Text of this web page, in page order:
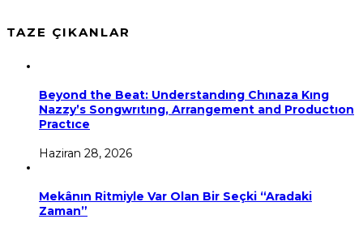
TAZE ÇIKANLAR
Beyond the Beat: Understandıng Chınaza Kıng
Nazzy’s Songwrıtıng, Arrangement and Productıon
Practıce
Haziran 28, 2026
Mekânın Ritmiyle Var Olan Bir Seçki “Aradaki
Zaman”